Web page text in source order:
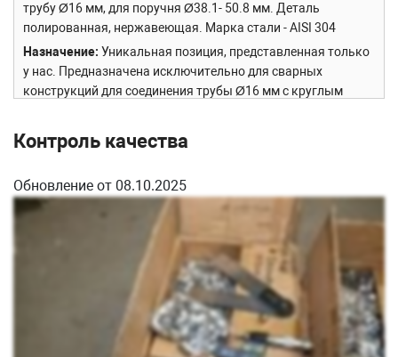
трубу Ø16 мм, для поручня Ø38.1- 50.8 мм. Деталь
полированная, нержавеющая. Марка стали - AISI 304
Назначение Уникальная позиция, представленная только
у нас. Предназначена исключительно для сварных
конструкций для соединения трубы Ø16 мм с круглым
Контроль качества
Обновление от 08.10.2025